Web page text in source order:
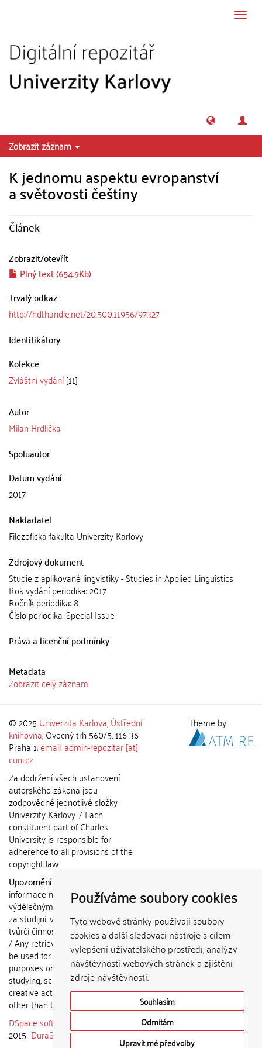
Používáme soubory cookies
Tyto webové stránky používají soubory
cookies a další sledovací nástroje s cílem
vylepšení uživatelského prostředí, analýzy
návštěvnosti webových stránek a zjištění
zdroje návštěvnosti.
Souhlasím
Odmítám
Upravit mé předvolby
Zobrazit záznam
K jednomu aspektu evropanství
a světovosti češtiny
Článek
Zobrazit/otevřít
Plný text (654.9Kb)
Trvalý odkaz
http://hdl.handle.net/20.500.11956/97327
Identifikátory
Kolekce
Zvláštní vydání[11]
Autor
Milan Hrdlička
Spoluautor
Datum vydání
2017
Nakladatel
Filozofická fakulta Univerzity Karlovy
Zdrojový dokument
Studie z aplikované lingvistiky - Studies in Applied Linguistics
Rok vydání periodika: 2017
Ročník periodika: 8
Číslo periodika: Special Issue
Práva a licenční podmínky
Metadata
Zobrazit celý záznam
© 2025 Univerzita Karlova,Ústřední
knihovna, Ovocný trh 560/5, 116 36
Praha 1;email: admin-repozitar [at]
cuni.cz
Za dodržení všech ustanovení
autorského zákona jsou
zodpovědné jednotlivé složky
Univerzity Karlovy. / Each
constituent part of Charles
University is responsible for
adherence to all provisions of the
copyright law.
Upozornění / Notice:
informace nemohou být použity k
výdělečným účelům nebo vydávány
za studijní, vědeckou nebo jinou
tvůrčí činnost jiné osoby než autora.
/ Any retrieved information shall not
be used for any commercial
purposes or claimed as results of
studying, scientific or any other
creative activities of any person
other than the author.
DSpace software
copyright © 2002-
2015 DuraSpace
Theme by